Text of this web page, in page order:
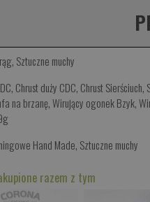
, Sztuczne muchy
, Chrust duży CDC, Chrust Sierściuch,
na brzanę,Wirujący ogonek Bzyk,
Hand Made, Sztuczne muchy
razem z tym